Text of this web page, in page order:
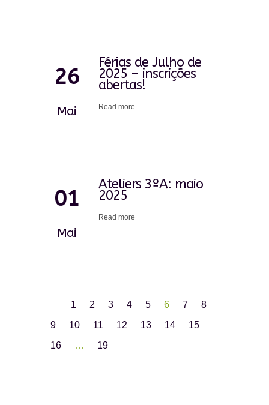
26
Mai
Férias de Julho de
2025 – inscrições
abertas!
Read more
01
Mai
Ateliers 3ºA: maio
2025
Read more
1 2 3 4 5 6 7
8
9
10 11 12 13 14
15
16
… 19